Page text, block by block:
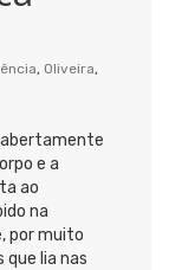
, Oliveira,
abertamente
e a
ao
na
por muito
lia nas